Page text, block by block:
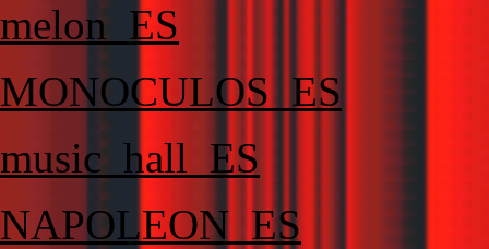
melon_ES
MONOCULOS_ES
music_hall_ES
NAPOLEON_ES